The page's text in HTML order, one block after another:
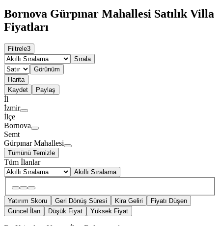
Bornova Gürpınar Mahallesi Satılık Villa
Fiyatları
Filtrele3
Sırala
Görünüm
Harita
Kaydet
Paylaş
İl
İzmir
İlçe
Bornova
Semt
Gürpınar Mahallesi
Tümünü Temizle
Tüm İlanlar
Akıllı Sıralama
Yatırım Skoru Geri Dönüş Süresi Kira Geliri
Fiyatı Düşen
Güncel İlan
Düşük Fiyat Yüksek Fiyat